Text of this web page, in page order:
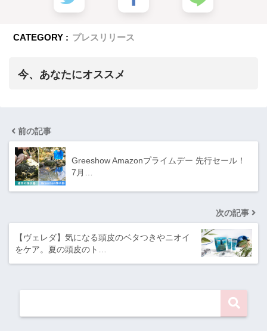
CATEGORY : プレスリリース
今、あなたにオススメ
前の記事
Greeshow Amazonプライムデー 先行セール！
7月…
次の記事
【ヴェレダ】気になる頭皮のベタつきやニオイ
をケア。夏の頭皮のト…